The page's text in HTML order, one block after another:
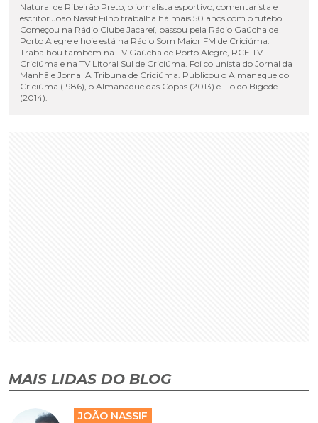
Natural de Ribeirão Preto, o jornalista esportivo, comentarista e
escritor João Nassif Filho trabalha há mais 50 anos com o futebol.
Começou na Rádio Clube Jacareí, passou pela Rádio Gaúcha de
Porto Alegre e hoje está na Rádio Som Maior FM de Criciúma.
Trabalhou também na TV Gaúcha de Porto Alegre, RCE TV
Criciúma e na TV Litoral Sul de Criciúma. Foi colunista do Jornal da
Manhã e Jornal A Tribuna de Criciúma. Publicou o Almanaque do
Criciúma (1986), o Almanaque das Copas (2013) e Fio do Bigode
(2014).
MAIS LIDAS DO BLOG
JOÃO NASSIF